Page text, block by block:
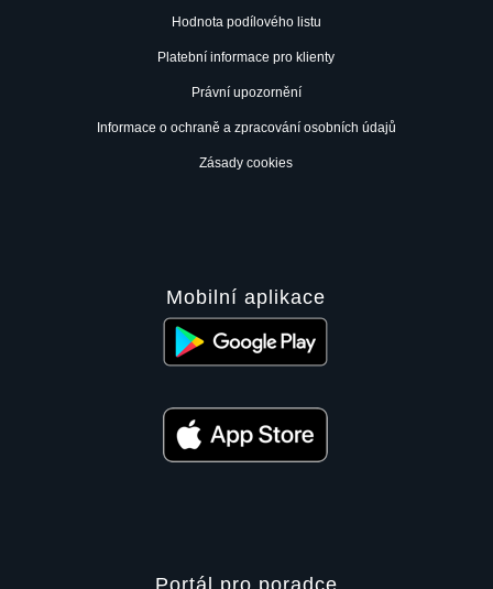
Hodnota podílového listu
Platební informace pro klienty
Právní upozornění
Informace o ochraně a zpracování osobních údajů
Zásady cookies
Mobilní aplikace
Portál pro poradce